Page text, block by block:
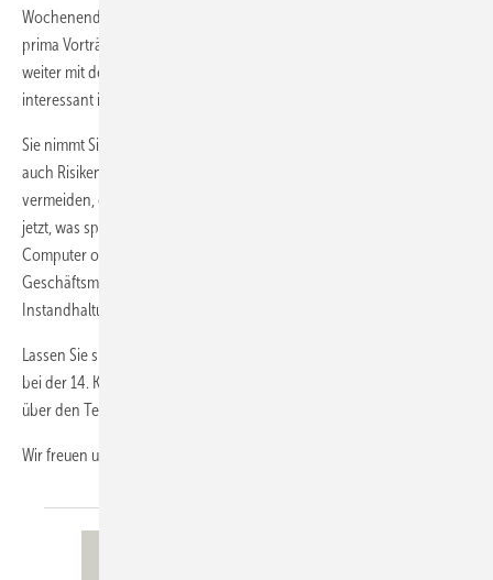
Wochenende haben wir den 3. Kälten-Treff gefeiert. Tolle Menschen,
prima Vorträge und eine Superstimmung am Abend. Jetzt geht es
weiter mit der nächsten Veranstaltung, deren Thema höchst
interessant ist: Die
Sie nimmt Sie mit in eine digitale Welt und zeigt Ihnen Chancen aber
auch Risiken der Digitalisierung im Handwerk. Wir können es nicht
vermeiden, dass die Zukunft digital ist. Darum informieren Sie sich
jetzt, was speziell für unsere Branche wichtig ist. Es geht nicht um
Computer oder E-Mailprogramme. Es geht um digitale
Geschäftsmodelle, digitale Kundenbeziehungen, digitale Wartung und
Instandhaltung, E-Learning und vieles mehr.
Lassen Sie sich diese Gelegenheit nicht entgehen und machen Sie mit
bei der 14. KK-Fachtagung. Sie glauben gar nicht, wie wichtig der Blick
über den Tellerrand ist.
Wir freuen uns, Sie dort begrüßen zu